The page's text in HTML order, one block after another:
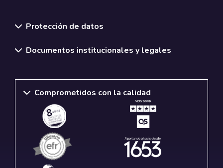
Protección de datos
Documentos institucionales y legales
Comprometidos con la calidad